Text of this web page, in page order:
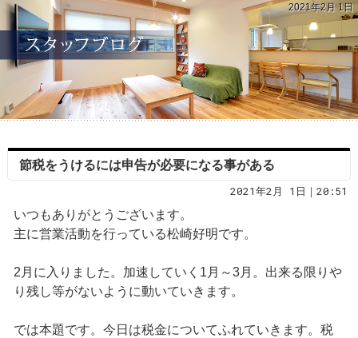
2021年2月 1日
節税をうけるには申告が必要になる事がある
2021年2月 1日｜20:51
いつもありがとうございます。
主に営業活動を行っている松崎好明です。
2月に入りました。加速していく1月～3月。出来る限りや
り残し等がないように動いていきます。
では本題です。今日は税金についてふれていきます。税